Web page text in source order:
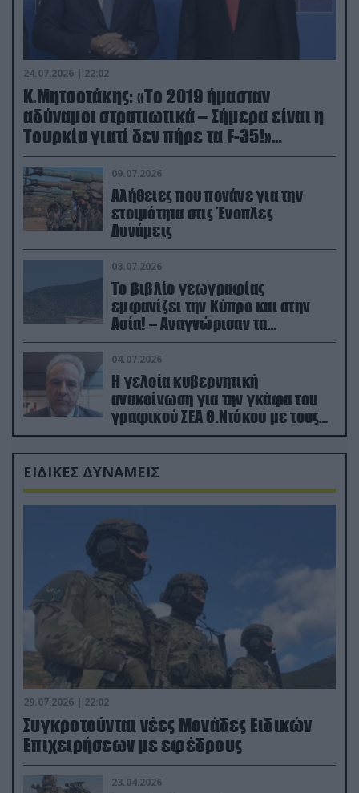
24.07.2026 | 22:02
Κ.Μητσοτάκης: «Το 2019 ήμασταν
αδύναμοι στρατιωτικά – Σήμερα είναι η
Τουρκία γιατί δεν πήρε τα F-35!»
(βίντεο)
09.07.2026
Αλήθειες που πονάνε για την
ετοιμότητα στις Ένοπλες
Δυνάμεις
08.07.2026
Το βιβλίο γεωγραφίας
εμφανίζει την Κύπρο και στην
Ασία! – Αναγνώρισαν τα
κατεχόμενα; (φωτο)
04.07.2026
Η γελοία κυβερνητική
ανακοίνωση για την γκάφα του
γραφικού ΣΕΑ Θ.Ντόκου με τους
Ρώσους φαρσέρ
ΕΙΔΙΚΕΣ ΔΥΝΑΜΕΙΣ
29.07.2026 | 22:02
Συγκροτούνται νέες Μονάδες Ειδικών
Επιχειρήσεων με εφέδρους
23.04.2026